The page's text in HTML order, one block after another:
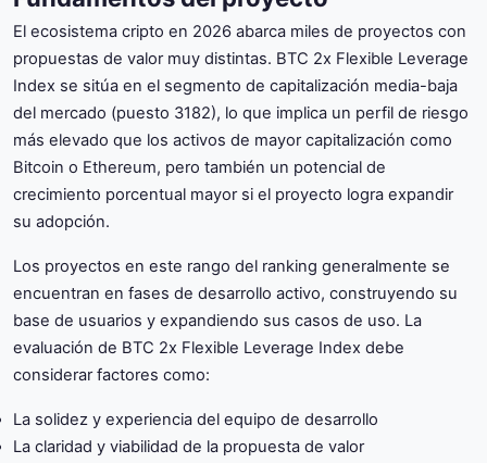
El ecosistema cripto en 2026 abarca miles de proyectos con
propuestas de valor muy distintas. BTC 2x Flexible Leverage
Index se sitúa en el segmento de capitalización media-baja
del mercado (puesto 3182), lo que implica un perfil de riesgo
más elevado que los activos de mayor capitalización como
Bitcoin o Ethereum, pero también un potencial de
crecimiento porcentual mayor si el proyecto logra expandir
su adopción.
Los proyectos en este rango del ranking generalmente se
encuentran en fases de desarrollo activo, construyendo su
base de usuarios y expandiendo sus casos de uso. La
evaluación de BTC 2x Flexible Leverage Index debe
considerar factores como:
La solidez y experiencia del equipo de desarrollo
La claridad y viabilidad de la propuesta de valor